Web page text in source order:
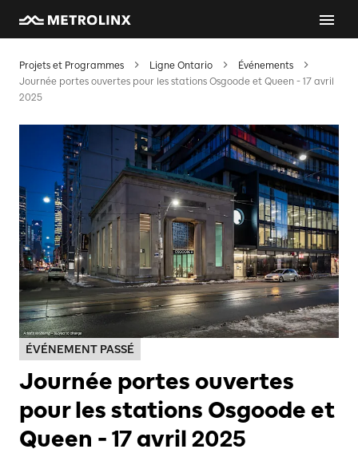
Projets et Programmes Ligne Ontario
Événements
Journée portes ouvertes pour les stations Osgoode et Queen - 17 avril
2025
ÉVÉNEMENT PASSÉ
Journée portes ouvertes
pour les stations Osgoode et
Queen - 17 avril 2025